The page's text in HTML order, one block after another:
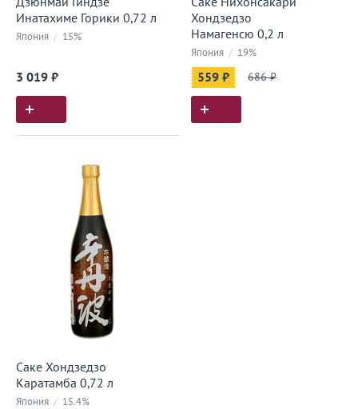
Инатахиме Горики 0,72 л
Япония / 15%
3 019 ₽
Хондзедзо
Намагенсю 0,2 л
Япония / 19%
559 ₽ 686 ₽
Саке Хондзедзо
Каратамба 0,72 л
Япония / 15.4%